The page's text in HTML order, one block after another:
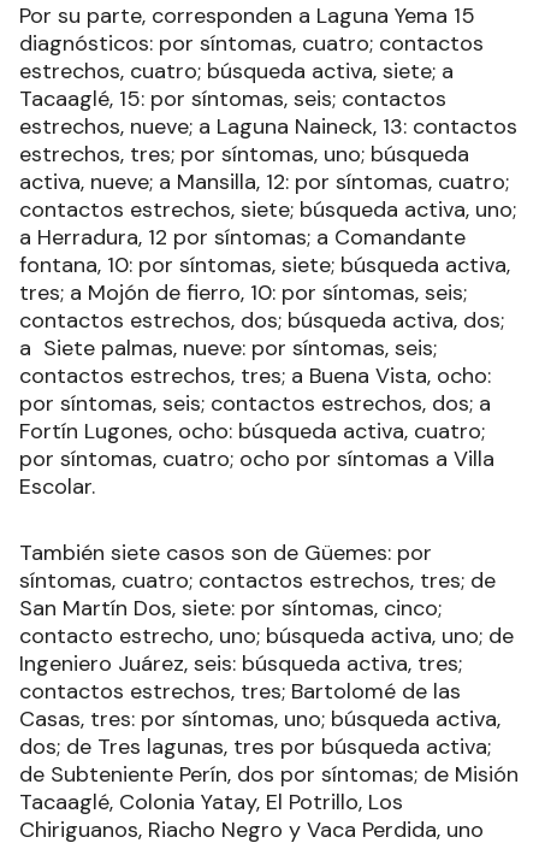
Por su parte, corresponden a Laguna Yema 15
diagnósticos: por síntomas, cuatro; contactos
estrechos, cuatro; búsqueda activa, siete; a
Tacaaglé, 15: por síntomas, seis; contactos
estrechos, nueve; a Laguna Naineck, 13: contactos
estrechos, tres; por síntomas, uno; búsqueda
activa, nueve; a Mansilla, 12: por síntomas, cuatro;
contactos estrechos, siete; búsqueda activa, uno;
a Herradura, 12 por síntomas; a Comandante
fontana, 10: por síntomas, siete; búsqueda activa,
tres; a Mojón de fierro, 10: por síntomas, seis;
contactos estrechos, dos; búsqueda activa, dos;
a Siete palmas, nueve: por síntomas, seis;
contactos estrechos, tres; a Buena Vista, ocho:
por síntomas, seis; contactos estrechos, dos; a
Fortín Lugones, ocho: búsqueda activa, cuatro;
por síntomas, cuatro; ocho por síntomas a Villa
Escolar.
También siete casos son de Güemes: por
síntomas, cuatro; contactos estrechos, tres; de
San Martín Dos, siete: por síntomas, cinco;
contacto estrecho, uno; búsqueda activa, uno; de
Ingeniero Juárez, seis: búsqueda activa, tres;
contactos estrechos, tres; Bartolomé de las
Casas, tres: por síntomas, uno; búsqueda activa,
dos; de Tres lagunas, tres por búsqueda activa;
de Subteniente Perín, dos por síntomas; de Misión
Tacaaglé, Colonia Yatay, El Potrillo, Los
Chiriguanos, Riacho Negro y Vaca Perdida, uno